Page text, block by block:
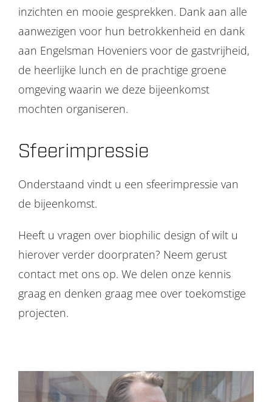
inzichten en mooie gesprekken. Dank aan alle
aanwezigen voor hun betrokkenheid en dank
aan Engelsman Hoveniers voor de gastvrijheid,
de heerlijke lunch en de prachtige groene
omgeving waarin we deze bijeenkomst
mochten organiseren.
Sfeerimpressie
Onderstaand vindt u een sfeerimpressie van
de bijeenkomst.
Heeft u vragen over biophilic design of wilt u
hierover verder doorpraten? Neem gerust
contact met ons op. We delen onze kennis
graag en denken graag mee over toekomstige
projecten.